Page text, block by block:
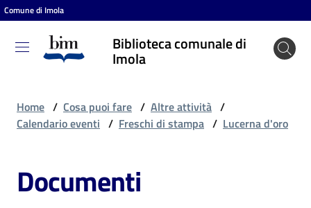
Vai al contenuto
Vai alla navigazione
Vai al footer
Comune di Imola
Biblioteca comunale di
Imola
Biblioteca
comunale
Home / Cosa puoi fare / Altre attività /
Calendario eventi / Freschi di stampa / Lucerna d'oro
Documenti